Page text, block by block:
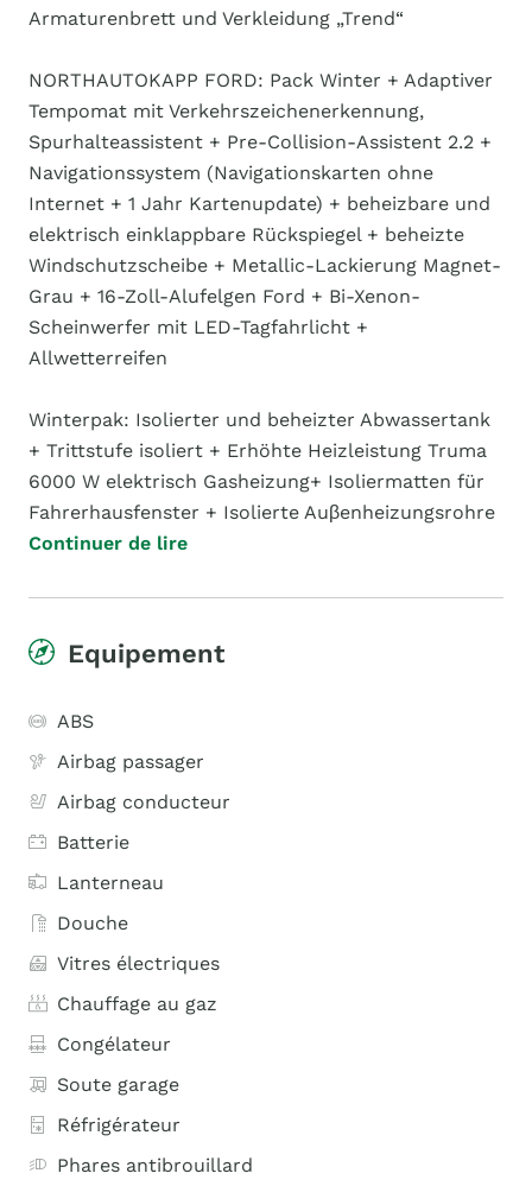
Armaturenbrett und Verkleidung „Trend“
NORTHAUTOKAPP FORD: Pack Winter + Adaptiver
Tempomat mit Verkehrszeichenerkennung,
Spurhalteassistent + Pre-Collision-Assistent 2.2 +
Navigationssystem (Navigationskarten ohne
Internet + 1 Jahr Kartenupdate) + beheizbare und
elektrisch einklappbare Rückspiegel + beheizte
Windschutzscheibe + Metallic-Lackierung Magnet-
Grau + 16-Zoll-Alufelgen Ford + Bi-Xenon-
Scheinwerfer mit LED-Tagfahrlicht +
Allwetterreifen
Winterpak: Isolierter und beheizter Abwassertank
+ Trittstufe isoliert + Erhöhte Heizleistung Truma
6000 W elektrisch Gasheizung+ Isoliermatten für
Fahrerhausfenster + Isolierte Auβenheizungsrohre
Continuer de lire
Equipement
ABS
Airbag passager
Airbag conducteur
Batterie
Lanterneau
Douche
Vitres électriques
Chauffage au gaz
Congélateur
Soute garage
Réfrigérateur
Phares antibrouillard